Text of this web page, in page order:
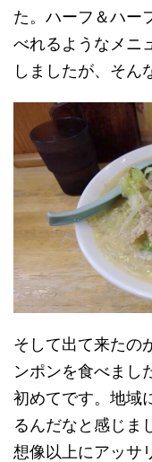
た。ハーフ＆ハー
べれるようなメニ
しましたが、そん
そして出て来たの
ンポンを食べまし
初めてです。地域
るんだなと感じま
想像以上にアッサ